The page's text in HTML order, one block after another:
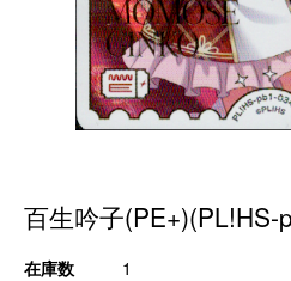
百生吟子(PE+)(PL!HS-
在庫数
1